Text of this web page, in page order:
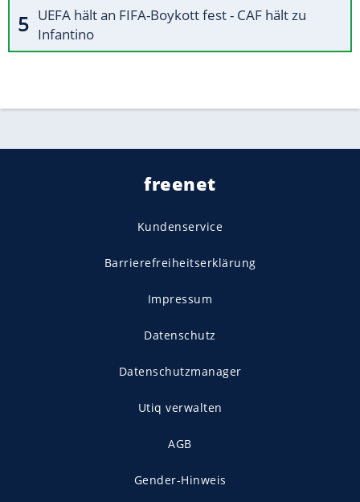
UEFA hält an FIFA-Boykott fest - CAF hält zu
Infantino
freenet
Kundenservice
Barrierefreiheitserklärung
Impressum
Datenschutz
Datenschutzmanager
Utiq verwalten
AGB
Gender-Hinweis